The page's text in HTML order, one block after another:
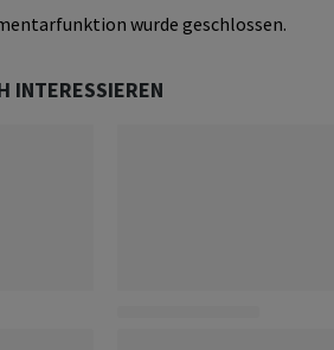
wurde geschlossen.
INTERESSIEREN